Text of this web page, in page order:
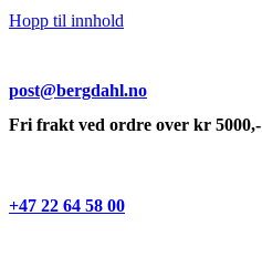
Hopp til innhold
post@bergdahl.no
Fri frakt ved ordre over kr 5000,-
+47 22 64 58 00